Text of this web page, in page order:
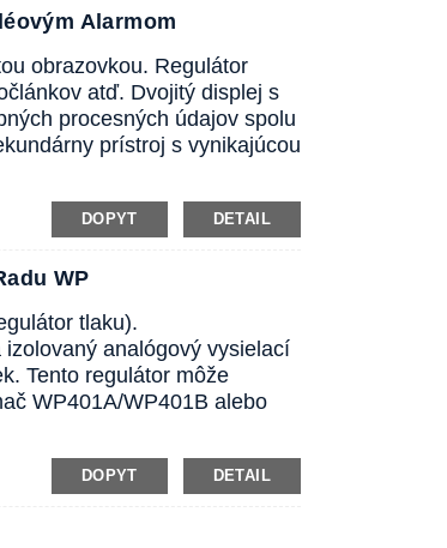
Alarmom
obrazovkou. Regulátor
atď. Dvojitý displej s
procesných údajov spolu
prístroj s vynikajúcou
DOPYT DETAIL
WP
tlaku).
analógový vysielací
Tento regulátor môže
WP401A/WP401B alebo
DOPYT DETAIL